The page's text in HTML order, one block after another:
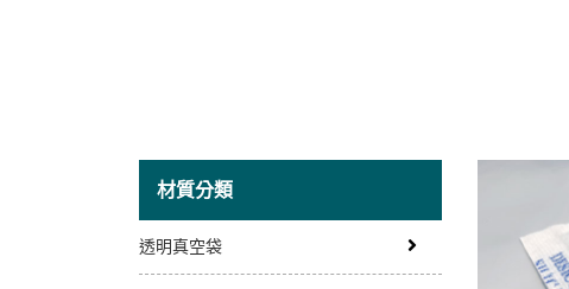
材質分類
透明真空袋